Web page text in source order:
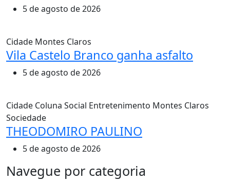
5 de agosto de 2026
Cidade Montes Claros
Vila Castelo Branco ganha asfalto
5 de agosto de 2026
Cidade Coluna Social Entretenimento Montes Claros
Sociedade
THEODOMIRO PAULINO
5 de agosto de 2026
MAIS VISTOS
Navegue por categoria